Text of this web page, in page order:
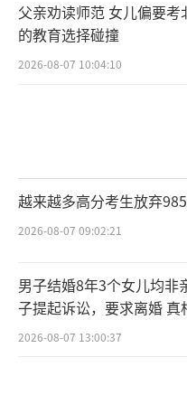
父亲劝读师范 女儿偏要考
的教育选择碰撞
2026-08-07 10:04:10
越来越多高分考生放弃985
2026-08-07 09:02:21
男子结婚8年3个女儿均非
子提起诉讼，要求离婚 真
2026-08-07 13:00:37